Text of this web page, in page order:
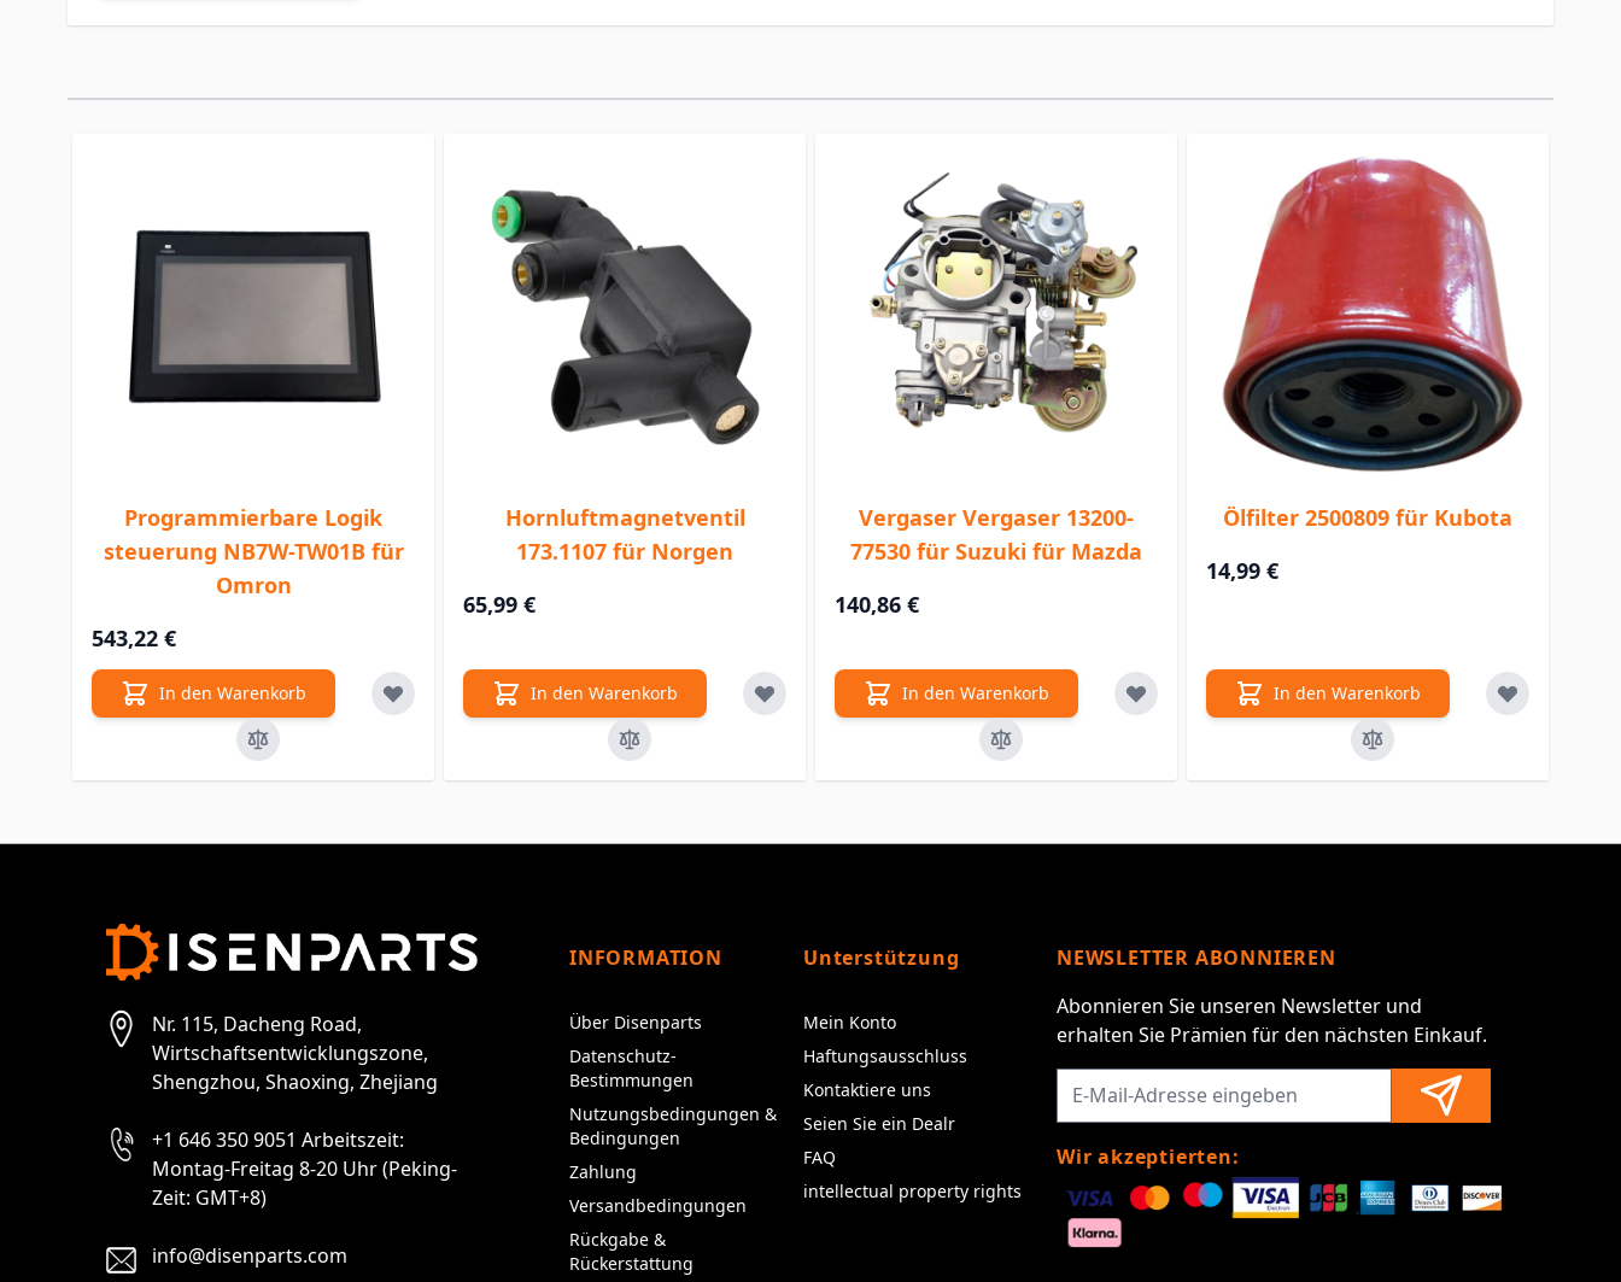
Programmierbare Logik
steuerung NB7W-TW01B für
Omron
543,22 €
In den Warenkorb
Hornluftmagnetventil
173.1107 für Norgen
65,99 €
In den Warenkorb
Vergaser Vergaser 13200-
77530 für Suzuki für Mazda
140,86 €
In den Warenkorb
Ölfilter 2500809 für Kubota
14,99 €
In den Warenkorb
Nr. 115, Dacheng Road,
Wirtschaftsentwicklungszone,
Shengzhou, Shaoxing, Zhejiang
+1 646 350 9051 Arbeitszeit:
Montag-Freitag 8-20 Uhr (Peking-
Zeit: GMT+8)
info@disenparts.com
INFORMATION
Über Disenparts
Datenschutz-
Bestimmungen
Nutzungsbedingungen &
Bedingungen
Zahlung
Versandbedingungen
Rückgabe &
Rückerstattung
Unterstützung
Mein Konto
Haftungsausschluss
Kontaktiere uns
Seien Sie ein Dealr
FAQ
intellectual property rights
NEWSLETTER ABONNIEREN
Abonnieren Sie unseren Newsletter und
erhalten Sie Prämien für den nächsten Einkauf.
Wir akzeptierten: